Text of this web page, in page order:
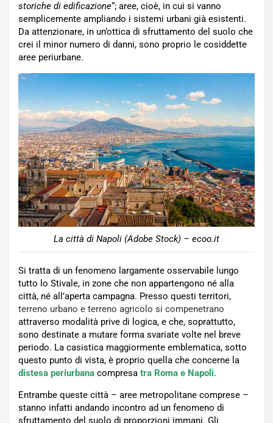
storiche di edificazione“; aree, cioè, in cui si vanno
semplicemente ampliando i sistemi urbani già esistenti.
Da attenzionare, in un’ottica di sfruttamento del suolo che
crei il minor numero di danni, sono proprio le cosiddette
aree periurbane.
La città di Napoli (Adobe Stock) – ecoo.it
Si tratta di un fenomeno largamente osservabile lungo
tutto lo Stivale, in zone che non appartengono né alla
città, né all’aperta campagna. Presso questi territori,
terreno urbano e terreno agricolo si compenetrano
attraverso modalità prive di logica, e che, soprattutto,
sono destinate a mutare forma svariate volte nel breve
periodo. La casistica maggiormente emblematica, sotto
questo punto di vista, è proprio quella che concerne la
distesa periurbana compresa tra Roma e Napoli.
Entrambe queste città – aree metropolitane comprese –
stanno infatti andando incontro ad un fenomeno di
sfruttamento del suolo di proporzioni immani. Gli